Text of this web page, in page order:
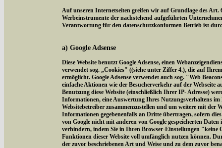
Auf unseren Internetseiten greifen wir auf Grundlage des
Werbeinstrumente der nachstehend aufgeführten
Verantwortung für den datenschutzkonformen Betrieb ist
a) Google Adsense
Diese Website benutzt Google Adsense, einen
verwendet sog. „Cookies" ((siehe unter Ziffer 4.), die auf
ermöglicht. Google Adsense verwendet auch sog. "Web
einfache Aktionen wie der Besucherverkehr auf der Webseite
Benutzung diese Website (einschließlich Ihrer IP- Adresse)
Informationen, eine Auswertung Ihres Nutzungsverhaltens
Websitebetreiber zusammenzustellen und um weitere mit
Informationen gegebenenfalls an Dritte übertragen, sofern
von Google nicht mit anderen von Google gespeicherten
verhindern, indem Sie in Ihren Browser-Einstellungen "keine
Funktionen dieser Website voll umfänglich nutzen können.
der zuvor beschriebenen Art und Weise und zu dem zuvor